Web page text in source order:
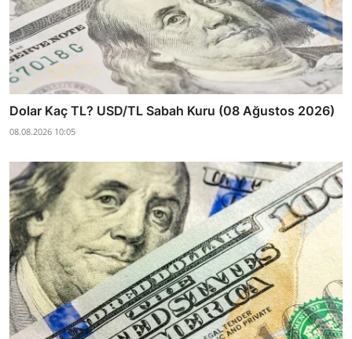
Dolar Kaç TL? USD/TL Sabah Kuru (08 Ağustos 2026)
08.08.2026 10:05